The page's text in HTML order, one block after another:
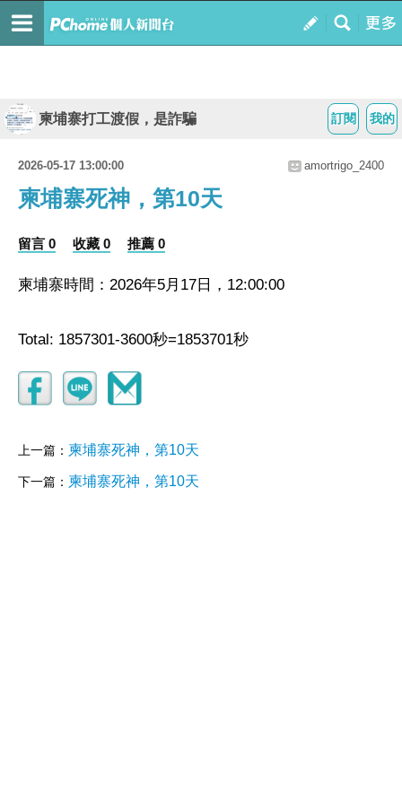
我的
訂閱
柬埔寨打工渡假，是詐騙
2026-05-17 13:00:00 amortrigo_2400
柬埔寨死神，第10天
留言 0 收藏 0 推薦 0
柬埔寨時間：2026年5月17日，12:00:00
Total: 1857301-3600秒=1853701秒
上一篇： 柬埔寨死神，第10天
下一篇： 柬埔寨死神，第10天